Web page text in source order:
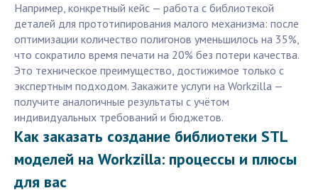
Например, конкретный кейс — работа с библиотекой
деталей для прототипирования малого механизма: после
оптимизации количество полигонов уменьшилось на 35%,
что сократило время печати на 20% без потери качества.
Это техническое преимущество, достижимое только с
экспертным подходом. Закажите услуги на Workzilla —
получите аналогичные результаты с учётом
индивидуальных требований и бюджетов.
Как заказать создание библиотеки STL
моделей на Workzilla: процессы и плюсы
для вас